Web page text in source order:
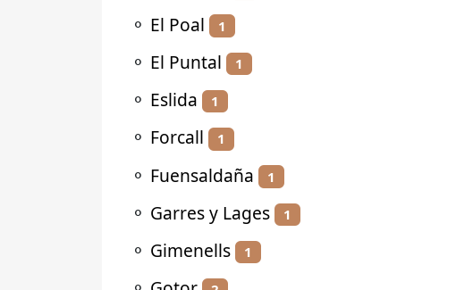
⚬ El Poal 1
⚬ El Puntal 1
⚬ Eslida 1
⚬ Forcall 1
⚬ Fuensaldaña 1
⚬ Garres y Lages 1
⚬ Gimenells 1